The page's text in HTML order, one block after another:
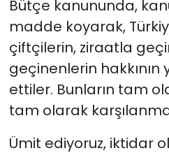
Bütçe kanununda,
madde koyarak,
çiftçilerin, ziraatla
geçinenlerin hakkının
ettiler. Bunların tam
tam olarak
Ümit ediyoruz, iktidar